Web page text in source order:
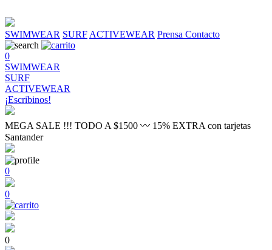
SWIMWEAR SURF ACTIVEWEAR Prensa Contacto
0
SWIMWEAR
SURF
ACTIVEWEAR
¡Escribinos!
MEGA SALE !!! TODO A $1500 〰 15% EXTRA con tarjetas
Santander
0
0
0